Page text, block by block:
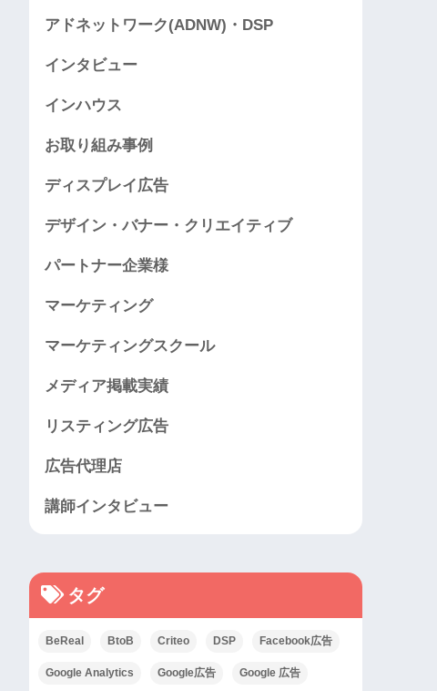
アドネットワーク(ADNW)・DSP
インタビュー
インハウス
お取り組み事例
ディスプレイ広告
デザイン・バナー・クリエイティブ
パートナー企業様
マーケティング
マーケティングスクール
メディア掲載実績
リスティング広告
広告代理店
講師インタビュー
タグ
BeReal BtoB Criteo DSP Facebook広告
Google Analytics Google広告 Google 広告